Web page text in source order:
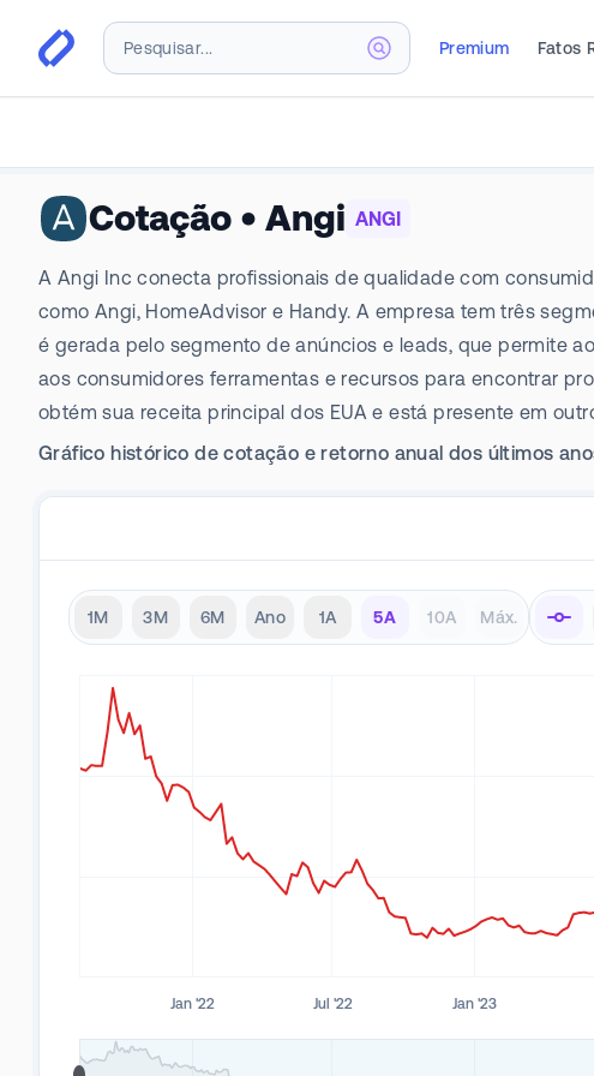
Premium Fatos
Cotação • Angi ANGI
A Angi Inc conecta profissionais de qualidade com
como Angi, HomeAdvisor e Handy. A empresa tem três
é gerada pelo segmento de anúncios e leads, que permite
aos consumidores ferramentas e recursos para encontrar
obtém sua receita principal dos EUA e está presente em
Gráfico histórico de cotação e retorno anual dos últimos
1M 3M 6M Ano 1A 5A 10A Máx.
Jan '22 Jul '22 Jan '23